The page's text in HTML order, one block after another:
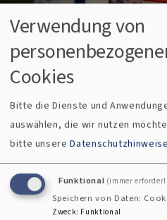
Bilddatenbank Fundus
In der Bibel wird die
Früher war es in den
Erwachsene zu taufen. Vorher
Taufunterricht teilnehmen.
des christlichen Glaubens
standen das eigene "Ja" zur
Verwendung von
Cookies
Bitte die Dienste und
auswählen, die wir nutzen
bitte unsereDatenschutzhinweise
Funktional (immer
Speichern von Daten:
Zweck: Funktional